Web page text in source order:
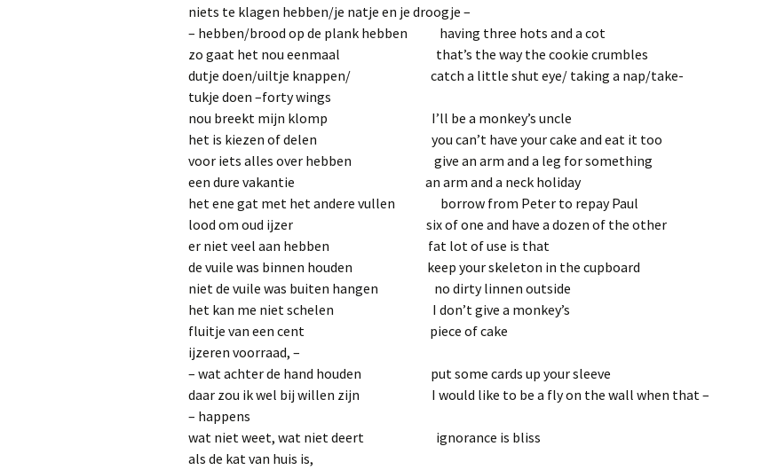
niets te klagen hebben/je natje en je droogje –
– hebben/brood op de plank hebben having three hots and a cot
zo gaat het nou eenmaal that’s the way the cookie crumbles
dutje doen/uiltje knappen/ catch a little shut eye/ taking a nap/take-
tukje doen –forty wings
nou breekt mijn klomp I’ll be a monkey’s uncle
het is kiezen of delen you can’t have your cake and eat it too
voor iets alles over hebben give an arm and a leg for something
een dure vakantie an arm and a neck holiday
het ene gat met het andere vullen borrow from Peter to repay Paul
lood om oud ijzer six of one and have a dozen of the other
er niet veel aan hebben fat lot of use is that
de vuile was binnen houden keep your skeleton in the cupboard
niet de vuile was buiten hangen no dirty linnen outside
het kan me niet schelen I don’t give a monkey’s
fluitje van een cent piece of cake
ijzeren voorraad, –
– wat achter de hand houden put some cards up your sleeve
daar zou ik wel bij willen zijn I would like to be a fly on the wall when that –
– happens
wat niet weet, wat niet deert ignorance is bliss
als de kat van huis is,